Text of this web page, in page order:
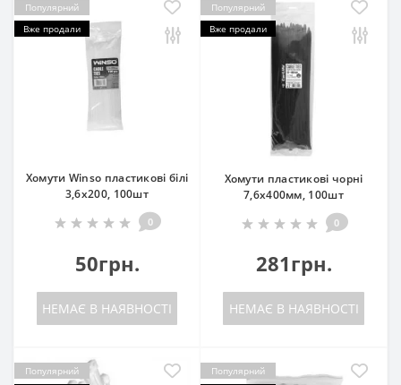
Популярний
Вже продали
Хомути Winso пластикові білі
3,6x200, 100шт
0
50грн.
НЕМАЄ В НАЯВНОСТІ
Популярний
Вже продали
Хомути пластикові чорні
7,6x400мм, 100шт
0
281грн.
НЕМАЄ В НАЯВНОСТІ
Популярний
Популярний